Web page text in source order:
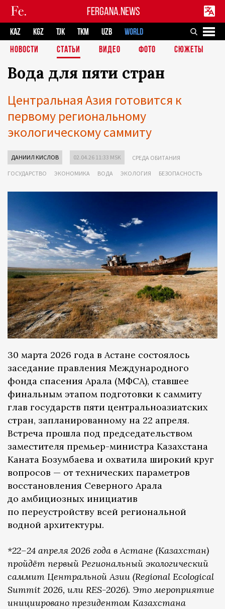
FERGANA.NEWS
KAZ KGZ TJK TKM UZB
WORLD
НОВОСТИ
СТАТЬИ ВИДЕО ФОТО СЮЖЕТЫ
Вода для пяти стран
Центральная Азия готовится к
первому региональному
экологическому саммиту
ДАНИИЛ КИСЛОВ 02.04.26 11:33 MSK СРЕДА ОБИТАНИЯ
ГОСУДАРСТВО ЭКОНОМИКА ВОДА ЭКОЛОГИЯ БЕЗОПАСНОСТЬ
30 марта 2026 года в Астане состоялось
заседание правления Международного
фонда спасения Арала (МФСА), ставшее
финальным этапом подготовки к саммиту
глав государств пяти центральноазиатских
стран, запланированному на 22 апреля.
Встреча прошла под председательством
заместителя премьер-министра Казахстана
Каната Бозумбаева и охватила широкий круг
вопросов — от технических параметров
восстановления Северного Арала
до амбициозных инициатив
по переустройству всей региональной
водной архитектуры.
*22–24 апреля 2026 года в Астане (Казахстан)
пройдёт первый Региональный экологический
саммит Центральной Азии (Regional Ecological
Summit 2026, или RES-2026). Это мероприятие
инициировано президентом Казахстана